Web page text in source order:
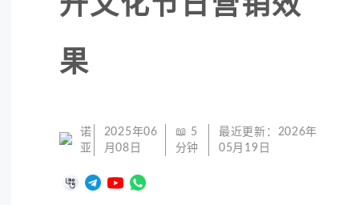
果
诺
亚
2025年06
月08日
📖 5
分钟
最近更新： 2026年
05月19日